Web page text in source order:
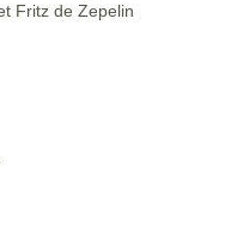
Fritz de Zepelin